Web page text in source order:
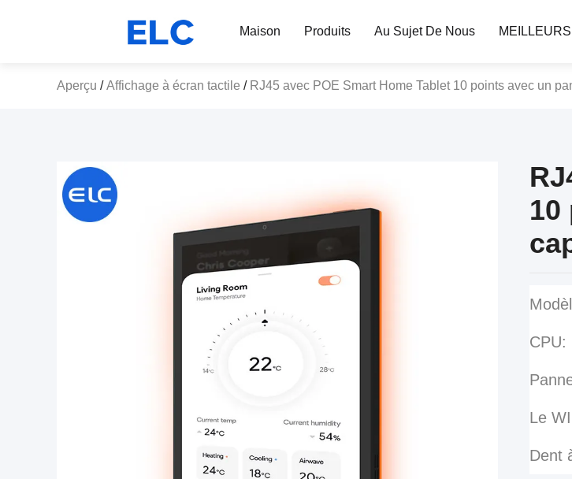
Maison Produits Au Sujet De Nous
Aperçu / Affichage à écran tactile / RJ45 avec POE Smart Home Tablet 10 points avec un
10
CPU:
Le
Dent